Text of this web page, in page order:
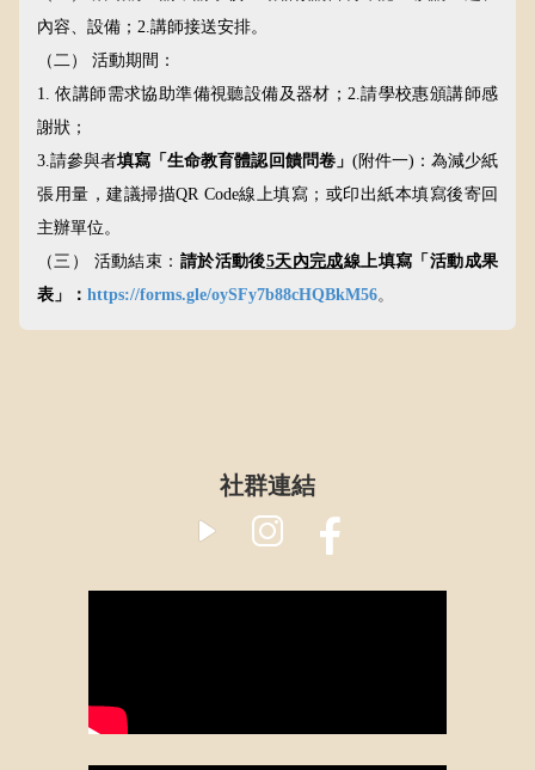
內容、設備； 2.講師接送安排。
（二） 活動期間：
1.依講師需求協助準備視聽設備及器材； 2.請學校惠頒講師感
謝狀；
3.請參與者填寫 「生命教育體認回饋問卷」 (附件一) ：為減少紙
張用量，建議掃描QR Code線上填寫；或印出紙本填寫後寄回
主辦單位。
（三） 活動結束： 請於活動後5天內完成線上填寫 「活動成果
表」： https://forms.gle/oySFy7b88cHQBkM56。
​社群連結